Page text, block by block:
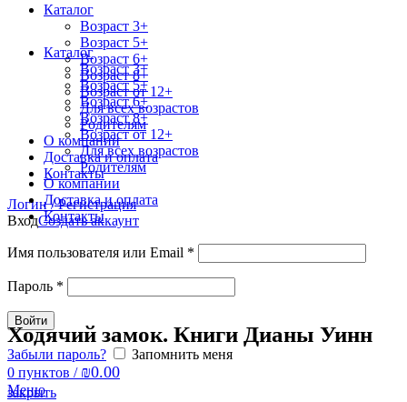
Каталог
Возраст 3+
Возраст 5+
Возраст 6+
Возраст 8+
Возраст от 12+
Для всех возрастов
Родителям
О компании
Доставка и оплата
Контакты
Логин / Регистрация
ВходСоздать аккаунт
Имя пользователя или Email *
Пароль *
Войти
Забыли пароль?
Запомнить меня
0 пунктов / ₪0.00
Меню
Каталог
Возраст 3+
Возраст 5+
Возраст 6+
Возраст 8+
Возраст от 12+
Для всех возрастов
Родителям
О компании
Доставка и оплата
Контакты
Ходячий замок. Книги Дианы Уинн
закрыть